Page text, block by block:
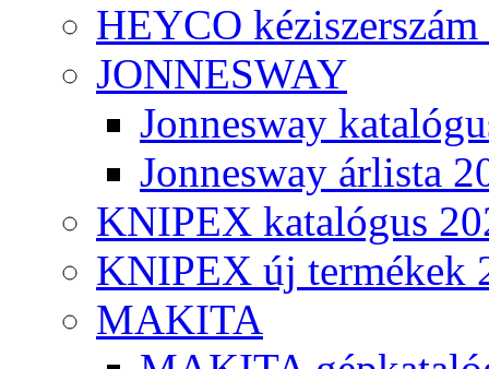
HEYCO
JONNESWAY
Jonnesway
Jonnesway árlista
KNIPEX katalógus
KNIPEX új termékek
MAKITA